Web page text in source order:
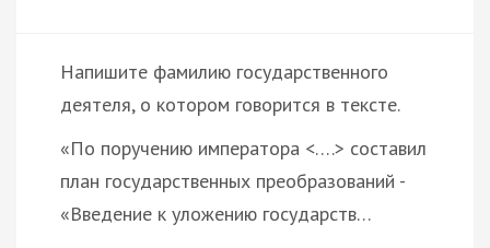
Напишите фамилию государственного
деятеля, о котором говорится в тексте.
«По поручению императора <….> составил
план государственных преобразований -
«Введение к уложению государств…